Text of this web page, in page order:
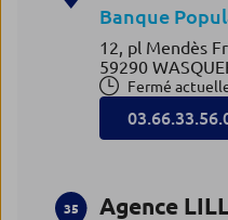
Banque
12, pl Mendès
59290
Fermé
35 Agence